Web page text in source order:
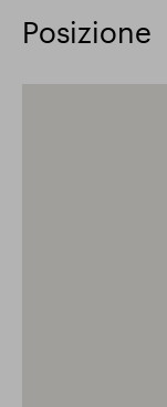
Posizione